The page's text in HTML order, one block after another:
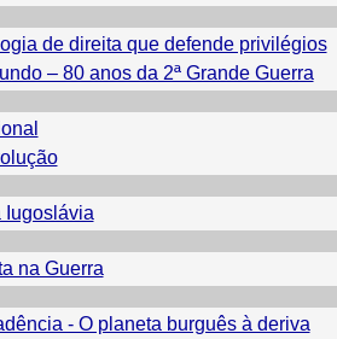
de direita que defende privilégios
– 80 anos da 2ª Grande Guerra
Iugoslávia
na Guerra
- O planeta burguês à deriva